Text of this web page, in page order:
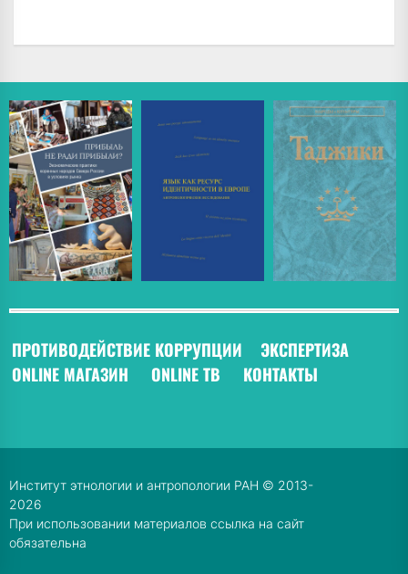
ПРОТИВОДЕЙСТВИЕ КОРРУПЦИИ ЭКСПЕРТИЗА
ONLINE МАГАЗИН
ONLINE ТВ КОНТАКТЫ
Институт этнологии и антропологии РАН © 2013-
2026
При использовании материалов ссылка на сайт
обязательна